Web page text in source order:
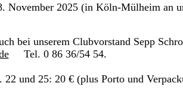
November 2025 (in Köln-Mülheim an
bei unserem Clubvorstand Sepp
Tel. 0 86 36/54 54.
und 25: 20 € (plus Porto und